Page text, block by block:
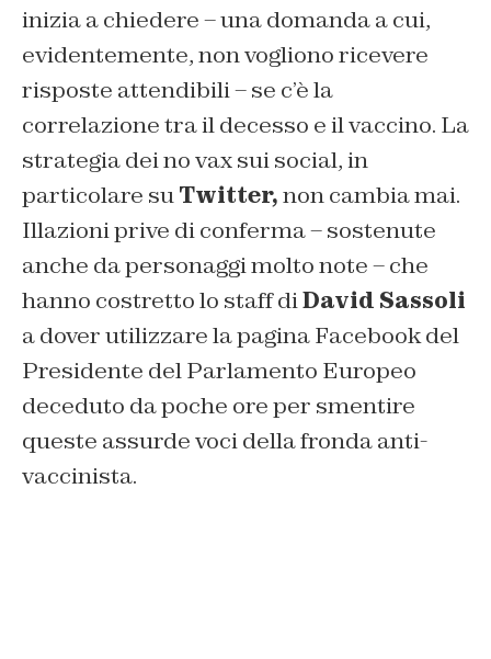
inizia a chiedere – una domanda a cui,
evidentemente, non vogliono ricevere
risposte attendibili – se c’è la
correlazione tra il decesso e il vaccino. La
strategia dei no vax sui social, in
particolare suTwitter,non cambia mai.
Illazioni prive di conferma – sostenute
anche da personaggi molto note – che
hanno costretto lo staff diDavid Sassoli
a dover utilizzare la pagina Facebook del
Presidente del Parlamento Europeo
deceduto da poche ore per smentire
queste assurde voci della fronda anti-
vaccinista.